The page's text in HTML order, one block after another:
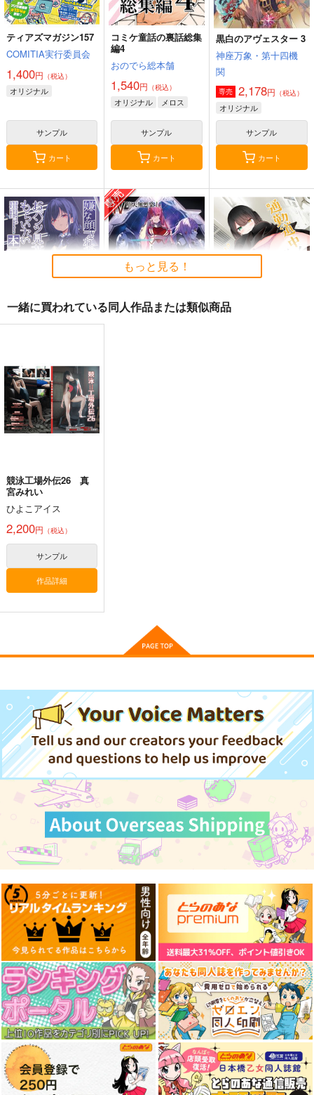
ティアズマガジン157
COMITIA実行委員会
1,400円 （税込）
オリジナル
サンプル
カート
コミケ童話の裏話総集
編4
おのでら総本舗
1,540円 （税込）
オリジナル メロス
サンプル
カート
黒白のアヴェスター 3
神座万象・第十四機
関
専売 2,178円 （税込）
オリジナル
サンプル
カート
本14
アニマルマシーン
787円 （税込）
オリジナル
黒白のアヴェスター 2
専売 2,178円（税込）
オリジナル
サンプル
カート
まぐ太ノート16冊
オリジナル
サンプル
≪C108作品セット
2,750円 （税込）
オリジナル
サンプル
カート
黒白のアヴェスター 1
神座万象・第十四機
関
専売 2,178円（税込）
オリジナル
サンプル
カート
藤ちょこ「星の記憶と
巡り合う」絵師100人
展 16 大阪展 前売り券
産経新聞社
1,300円（税込）
オリジナル
サンプル
カート
森倉円「名前のない
星」絵師100人
展 16 大阪展 前売り券
産経新聞社
1,300円（税込）
オリジナル
サンプル
カート
もっと見る！
一緒に買われている同人作品または類似商品
競泳工場外伝26 真
宮みれい
ひよこアイス
2,200円 （税込）
サンプル
作品詳細